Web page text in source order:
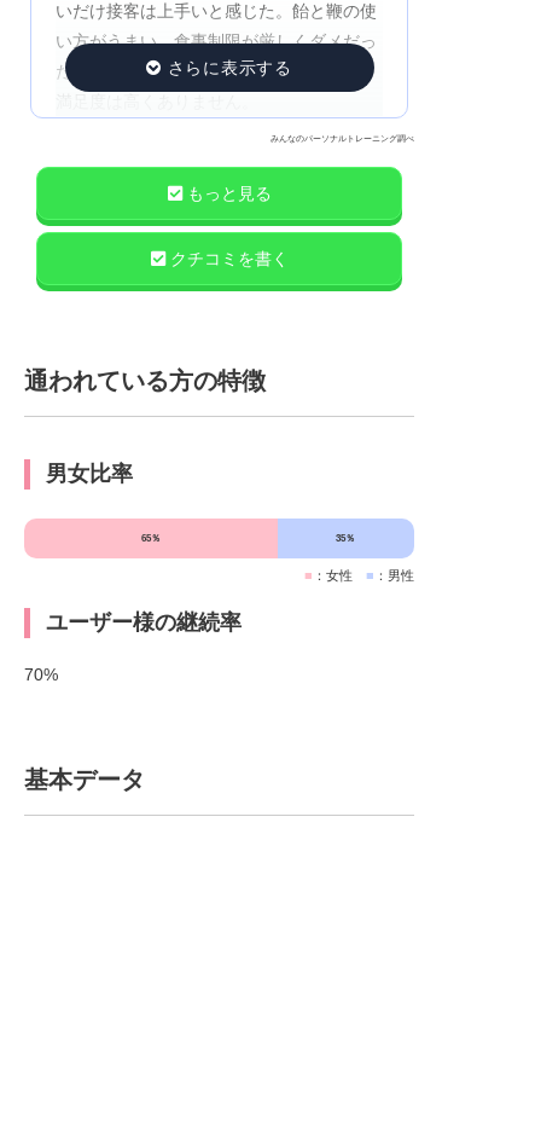
いだけ接客は上手いと感じた。飴と鞭の使
い方がうまい。食事制限が厳しくダメだっ
た。自分には合わないと感じました。余り
みんなのパーソナルトレーニング調べ
もっと見る
クチコミを書く
通われている方の特徴
男女比率
65％ 35％
■ ：女性 ■ ：男性
ユーザー様の継続率
70%
基本データ